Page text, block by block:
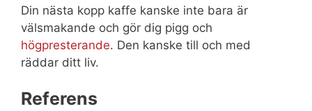
Din nästa kopp kaffe kanske inte bara är
välsmakande och gör dig pigg och
högpresterande. Den kanske till och med
räddar ditt liv.
Referens